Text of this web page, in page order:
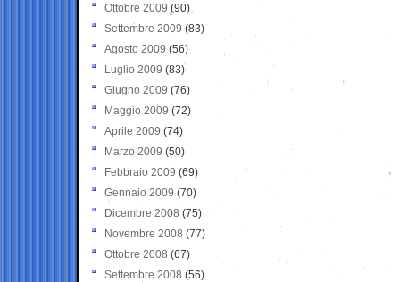
Ottobre 2009 (90)
Settembre 2009 (83)
Agosto 2009 (56)
Luglio 2009 (83)
Giugno 2009 (76)
Maggio 2009 (72)
Aprile 2009 (74)
Marzo 2009 (50)
Febbraio 2009 (69)
Gennaio 2009 (70)
Dicembre 2008 (75)
Novembre 2008 (77)
Ottobre 2008 (67)
Settembre 2008 (56)